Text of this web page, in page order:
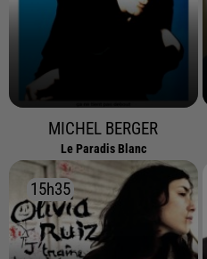
MICHEL BERGER
Le Paradis Blanc
15h35
15h35